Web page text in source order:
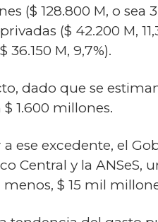
($ 128.800 M, o sea
($ 42.200 M,
M, 9,7%).
dado que se
1.600 millones.
a ese excedente, el
Central y la ANSeS,
$ 15 mil